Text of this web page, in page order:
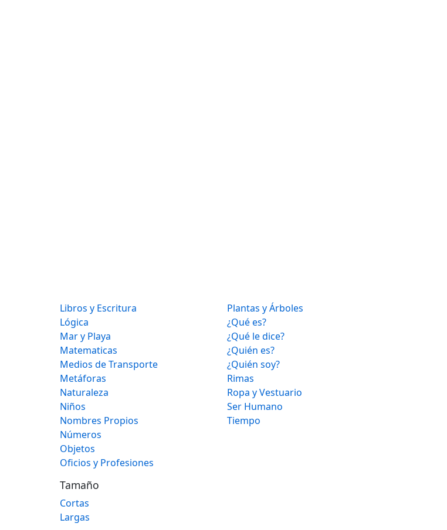
Libros y Escritura
Lógica
Mar y Playa
Matematicas
Medios de Transporte
Metáforas
Naturaleza
Niños
Nombres Propios
Números
Objetos
Oficios y Profesiones
Plantas y Árboles
¿Qué es?
¿Qué le dice?
¿Quién es?
¿Quién soy?
Rimas
Ropa y Vestuario
Ser Humano
Tiempo
Tamaño
Cortas
Largas